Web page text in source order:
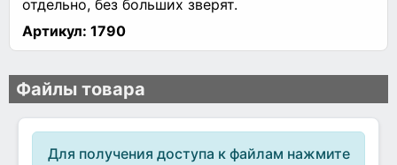
отдельно, без больших зверят.
Артикул: 1790
Файлы товара
Для получения доступа к файлам нажмите